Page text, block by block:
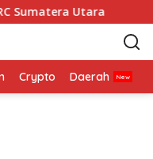
Utara
Crypto Daerah